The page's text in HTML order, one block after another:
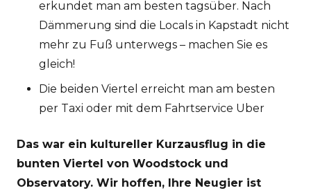
erkundet man am besten tagsüber. Nach
Dämmerung sind die Locals in Kapstadt nicht
mehr zu Fuß unterwegs – machen Sie es
gleich!
Die beiden Viertel erreicht man am besten
per Taxi oder mit dem Fahrtservice Uber
Das war ein kultureller Kurzausflug in die
bunten Viertel von Woodstock und
Observatory. Wir hoffen, Ihre Neugier ist